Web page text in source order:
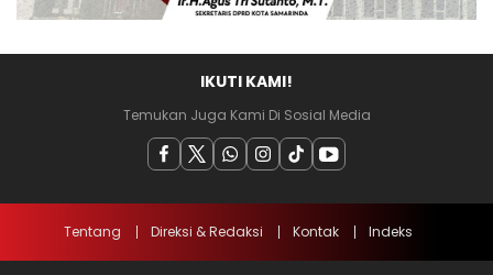
IKUTI KAMI!
Temukan Juga Kami Di Sosial Media
Tentang Direksi & Redaksi Kontak Indeks